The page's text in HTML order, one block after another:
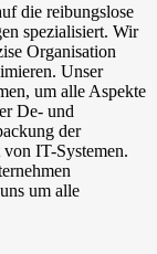
die reibungslose
spezialisiert. Wir
Organisation
Unser
um alle Aspekte
De- und
der
IT-Systemen.
um alle